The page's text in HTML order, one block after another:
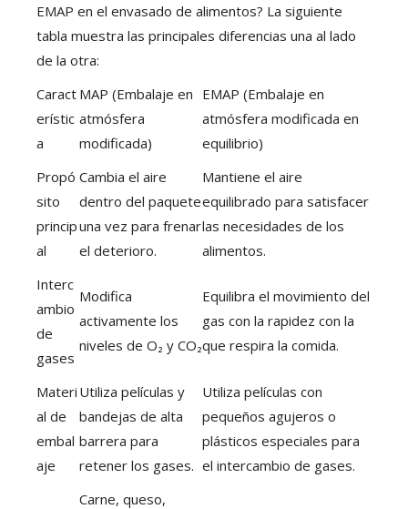
EMAP en el envasado de alimentos? La siguiente
tabla muestra las principales diferencias una al lado
de la otra:
Caract
erístic
a
MAP (Embalaje en
atmósfera
modificada)
EMAP (Embalaje en
atmósfera modificada en
equilibrio)
Propó
sito
princip
al
Cambia el aire
dentro del paquete
una vez para frenar
el deterioro.
Mantiene el aire
equilibrado para satisfacer
las necesidades de los
alimentos.
Interc
ambio
de
gases
Modifica
activamente los
niveles de O₂ y CO₂
Equilibra el movimiento del
gas con la rapidez con la
que respira la comida.
Materi
al de
embal
aje
Utiliza películas y
bandejas de alta
barrera para
retener los gases.
Utiliza películas con
pequeños agujeros o
plásticos especiales para
el intercambio de gases.
Carne, queso,